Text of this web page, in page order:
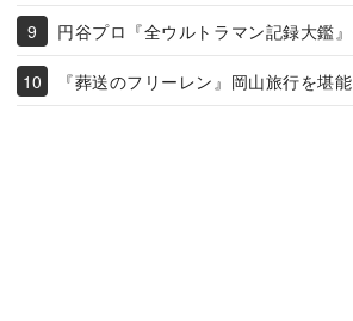
円谷プロ『全ウルトラマン記録大鑑』
『葬送のフリーレン』岡山旅行を堪能